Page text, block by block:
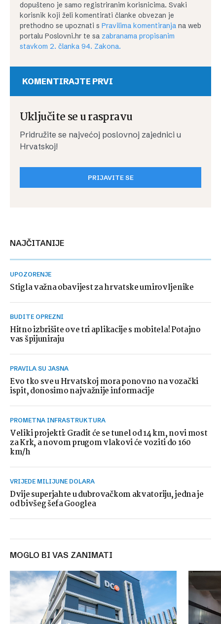
dopušteno je samo registriranim korisnicima. Svaki
korisnik koji želi komentirati članke obvezan je
prethodno se upoznati s Pravilima komentiranja na web
portalu Poslovni.hr te sa zabranama propisanim
stavkom 2. članka 94. Zakona.
KOMENTIRAJTE PRVI
Uključite se u raspravu
Pridružite se najvećoj poslovnoj zajednici u
Hrvatskoj!
PRIJAVITE SE
NAJČITANIJE
UPOZORENJE
Stigla važna obavijest za hrvatske umirovljenike
BUDITE OPREZNI
Hitno izbrišite ove tri aplikacije s mobitela! Potajno
vas špijuniraju
PRAVILA SU JASNA
Evo tko sve u Hrvatskoj mora ponovno na vozački
ispit, donosimo najvažnije informacije
PROMETNA INFRASTRUKTURA
Veliki projekti: Gradit će se tunel od 14 km, novi most
za Krk, a novom prugom vlakovi će voziti do 160
km/h
VRIJEDE MILIJUNE DOLARA
Dvije superjahte u dubrovačkom akvatoriju, jedna je
od bivšeg šefa Googlea
MOGLO BI VAS ZANIMATI